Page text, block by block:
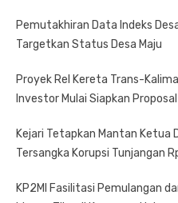
Pemutakhiran Data Indeks
Targetkan Status Desa Maju
Proyek Rel Kereta Trans-
Investor Mulai Siapkan Proposal
Kejari Tetapkan Mantan Ketua
Tersangka Korupsi Tunjangan
KP2MI Fasilitasi Pemulangan